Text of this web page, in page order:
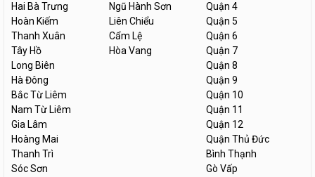
Hai Bà Trưng
Hoàn Kiếm
Thanh Xuân
Tây Hồ
Long Biên
Hà Đông
Bắc Từ Liêm
Nam Từ Liêm
Gia Lâm
Hoàng Mai
Thanh Trì
Sóc Sơn
Ngũ Hành Sơn
Liên Chiểu
Cẩm Lệ
Hòa Vang
Quận 4
Quận 5
Quận 6
Quận 7
Quận 8
Quận 9
Quận 10
Quận 11
Quận 12
Quận Thủ Đức
Bình Thạnh
Gò Vấp